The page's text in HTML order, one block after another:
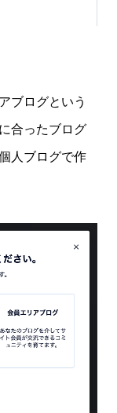
ブログという
合ったブログ
人ブログで作